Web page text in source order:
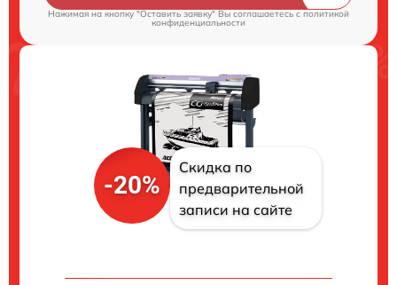
Нажимая на кнопку "Оставить заявку" Вы соглашаетесь cполитикой
конфиденциальности
-20%
Скидка по
предварительной
записи на сайте